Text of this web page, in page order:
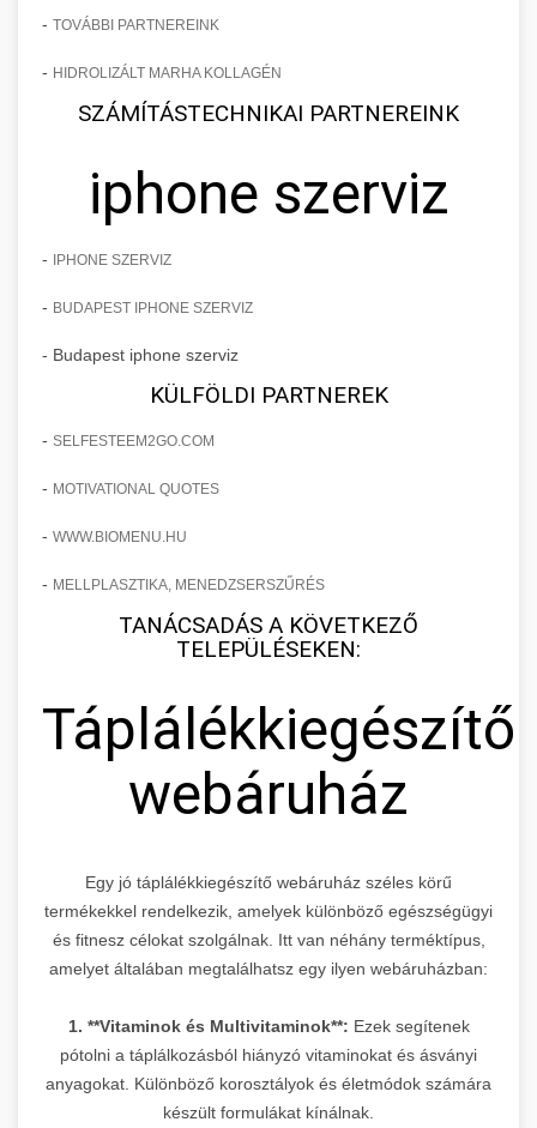
- TOVÁBBI PARTNEREINK
- HIDROLIZÁLT MARHA KOLLAGÉN
SZÁMÍTÁSTECHNIKAI PARTNEREINK
iphone szerviz
- IPHONE SZERVIZ
- BUDAPEST IPHONE SZERVIZ
- Budapest iphone szerviz
KÜLFÖLDI PARTNEREK
- SELFESTEEM2GO.COM
- MOTIVATIONAL QUOTES
- WWW.BIOMENU.HU
- MELLPLASZTIKA, MENEDZSERSZŰRÉS
TANÁCSADÁS A KÖVETKEZŐ
TELEPÜLÉSEKEN:
Táplálékkiegészítő
webáruház
Egy jó táplálékkiegészítő webáruház széles körű
termékekkel rendelkezik, amelyek különböző egészségügyi
és fitnesz célokat szolgálnak. Itt van néhány terméktípus,
amelyet általában megtalálhatsz egy ilyen webáruházban:
1. **Vitaminok és Multivitaminok**: Ezek segítenek
pótolni a táplálkozásból hiányzó vitaminokat és ásványi
anyagokat. Különböző korosztályok és életmódok számára
készült formulákat kínálnak.